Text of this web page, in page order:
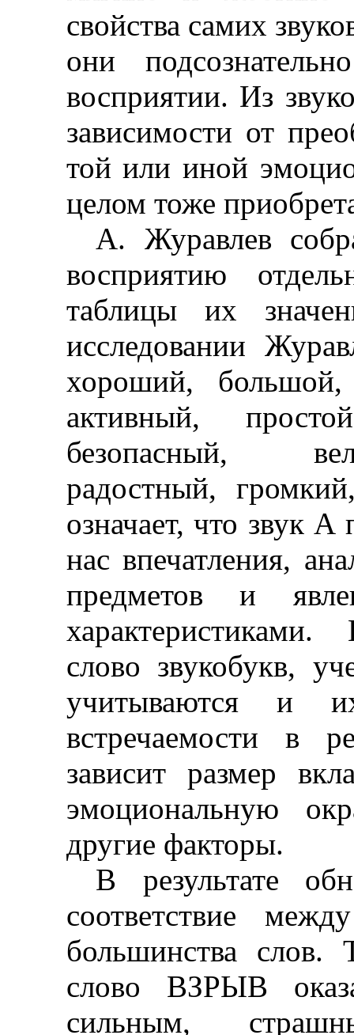
свойства самих
они
восприятии. Из
зависимости от
той или иной
целом тоже
А. Журавлев
восприятию
таблицы их
исследовании
хороший, большой,
активный,
безопасный,
радостный,
означает, что звук А
нас впечатления,
предметов и
слово звукобукв,
учитываются и
встречаемости в
зависит размер
эмоциональную
другие факторы.
В результате
соответствие
большинства слов.
слово ВЗРЫВ
сильным,